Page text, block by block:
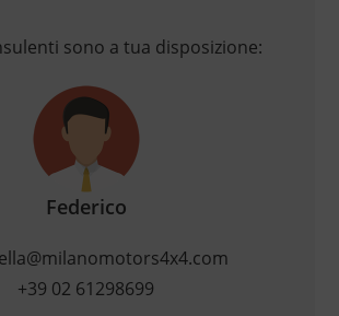
sono a tua disposizione:
Federico
+39 02 61298699